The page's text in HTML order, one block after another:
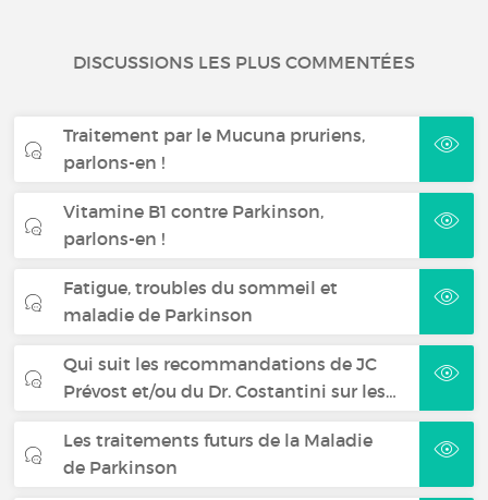
DISCUSSIONS LES PLUS COMMENTÉES
Traitement par le Mucuna pruriens,
parlons-en !
Vitamine B1 contre Parkinson,
parlons-en !
Fatigue, troubles du sommeil et
maladie de Parkinson
Qui suit les recommandations de JC
Prévost et/ou du Dr. Costantini sur les…
Les traitements futurs de la Maladie
de Parkinson